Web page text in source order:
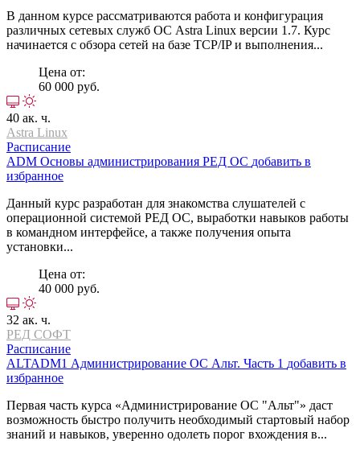
В данном курсе рассматриваются работа и конфигурация
различных сетевых служб ОС Astra Linux версии 1.7. Курс
начинается с обзора сетей на базе TCP/IP и выполнения...
Цена от:
60 000 руб.
40 ак. ч.
Astra Linux
Расписание
ADM Основы администрирования РЕД ОС добавить в
избранное
Данный курс разработан для знакомства слушателей с
операционной системой РЕД ОС, выработки навыков работы
в командном интерфейсе, а также получения опыта
установки...
Цена от:
40 000 руб.
32 ак. ч.
РЕД СОФТ
Расписание
ALTADM1 Администрирование ОС Альт. Часть 1 добавить в
избранное
Первая часть курса «Администрирование ОС "Альт"» даст
возможность быстро получить необходимый стартовый набор
знаний и навыков, уверенно одолеть порог вхождения в...